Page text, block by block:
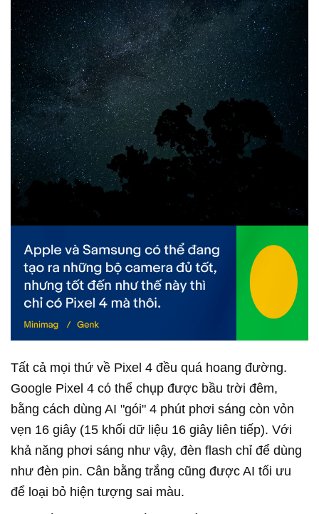
Tất cả mọi thứ về Pixel 4 đều quá hoang đường.
Google Pixel 4 có thể chụp được bầu trời đêm,
bằng cách dùng AI "gói" 4 phút phơi sáng còn vỏn
vẹn 16 giây (15 khối dữ liệu 16 giây liên tiếp). Với
khả năng phơi sáng như vậy, đèn flash chỉ để dùng
như đèn pin. Cân bằng trắng cũng được AI tối ưu
để loại bỏ hiện tượng sai màu.